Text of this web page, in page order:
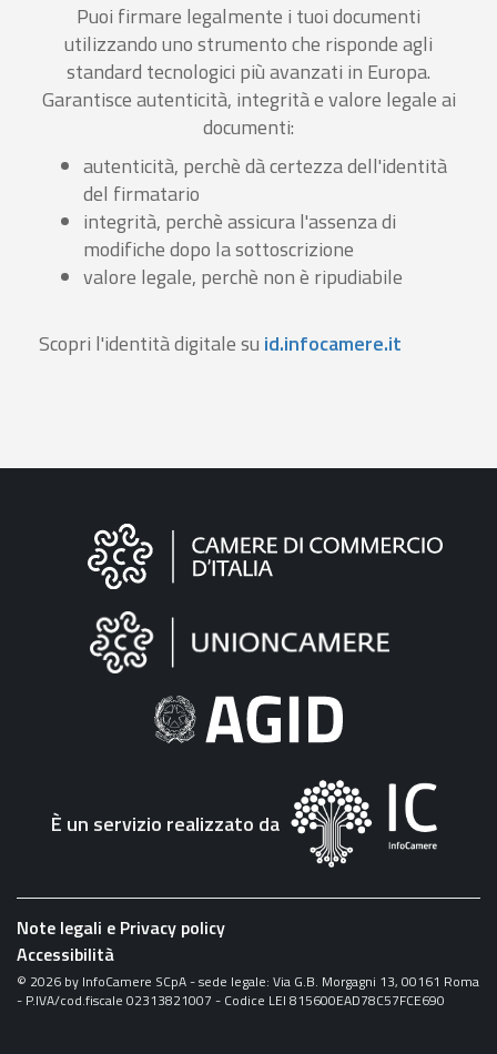
Puoi firmare legalmente i tuoi documenti
utilizzando uno strumento che risponde agli
standard tecnologici più avanzati in Europa.
Garantisce autenticità, integrità e valore legale ai
documenti:
autenticità, perchè dà certezza dell'identità
del firmatario
integrità, perchè assicura l'assenza di
modifiche dopo la sottoscrizione
valore legale, perchè non è ripudiabile
Scopri l'identità digitale su id.infocamere.it
Informazioni
"Fattura
Elettronica"
È un servizio realizzato da
Note legali e Privacy policy
Accessibilità
© 2026 by InfoCamere SCpA - sede legale: Via G.B. Morgagni 13, 00161 Roma
- P.IVA/cod.fiscale 02313821007 - Codice LEI 815600EAD78C57FCE690